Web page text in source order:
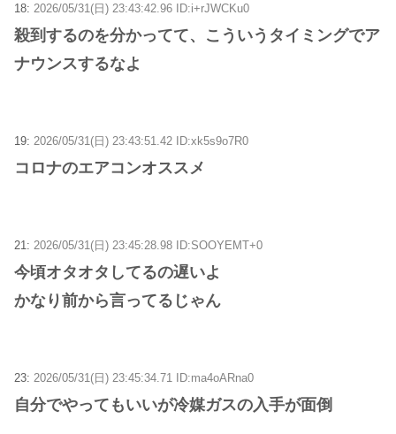
18: 2026/05/31(日) 23:43:42.96 ID:i+rJWCKu0
殺到するのを分かってて、こういうタイミングでア
ナウンスするなよ
19: 2026/05/31(日) 23:43:51.42 ID:xk5s9o7R0
コロナのエアコンオススメ
21: 2026/05/31(日) 23:45:28.98 ID:SOOYEMT+0
今頃オタオタしてるの遅いよ
かなり前から言ってるじゃん
23: 2026/05/31(日) 23:45:34.71 ID:ma4oARna0
自分でやってもいいが冷媒ガスの入手が面倒